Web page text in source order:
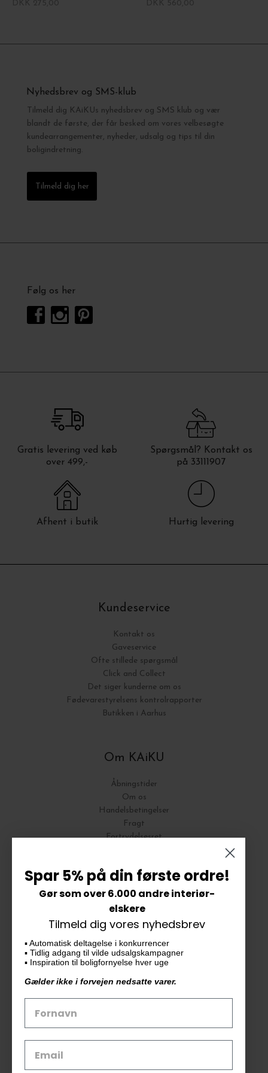
Nyhedsbrev og SMS-klub
Tilmeld dig KAiKUs nyhedsbrev og SMS klub og vær
blandt de første, der får besked om vores velbesøgte
kundearrangementer, nyheder, udsalg og tips til din
boligindretning.
Tilmeld dig her
Følg os her
Gratis levering ved køb
over 499,-
Spørgsmål? Kontakt os
på 33111907
Afhent i butik Hurtig levering
Kundeservice
Kontakt os
Gaveservice
Ofte stillede spørgsmål
Click and Collect
Det siger kunderne om os
Fødevarestyrelsens kontrolrapporter
Butikken i Aarhus
Om KAiKU
Åbningstider
Om os
Handelsbetingelser
Fragt
Fortrydelsesret
Vores butik
KAiKU ApS
Langdalsvej 46, bygning 7
8220 Brabrand
Tlf. 33 11 19 07
CVR-nr. 30715349
Spar 5% på din første ordre!
Gør som over 6.000 andre interiør-
elskere
Tilmeld dig vores nyhedsbrev
▪️ Automatisk deltagelse i konkurrencer
▪️ Tidlig adgang til vilde udsalgskampagner
▪️ Inspiration til boligfornyelse hver uge
Gælder ikke i forvejen nedsatte varer.